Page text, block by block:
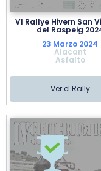
VI Rallye Hivern San
del Raspeig
23 Marzo 2024
Alacant
Asfalto
Ver el Rally